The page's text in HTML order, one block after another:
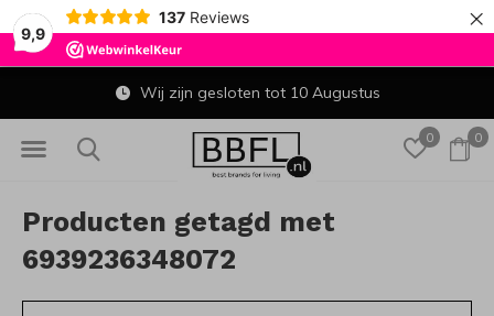
9,9
137 Reviews ×
0 0
Wij zijn gesloten tot 10 Augustus
Producten getagd met
6939236348072